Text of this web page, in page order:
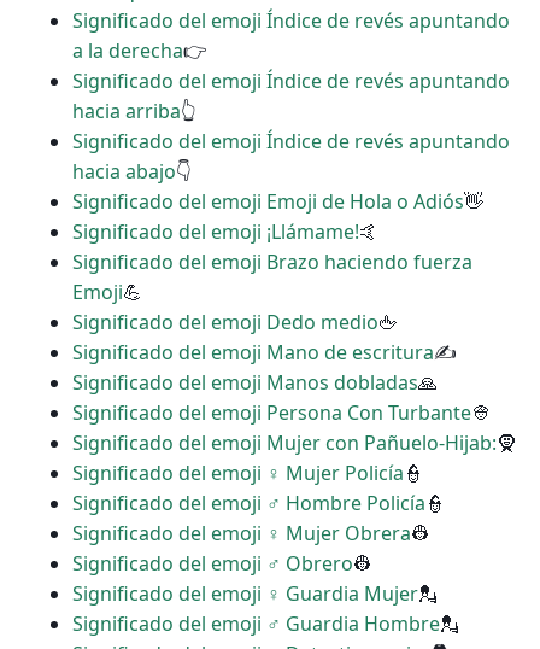
Significado del emoji Índice de revés apuntando
a la derecha👉
Significado del emoji Índice de revés apuntando
hacia arriba👆
Significado del emoji Índice de revés apuntando
hacia abajo👇
Significado del emoji Emoji de Hola o Adiós👋
Significado del emoji ¡Llámame!🤙
Significado del emoji Brazo haciendo fuerza
Emoji💪
Significado del emoji Dedo medio🖕
Significado del emoji Mano de escritura✍
Significado del emoji Manos dobladas🙏
Significado del emoji Persona Con Turbante👳
Significado del emoji Mujer con Pañuelo-Hijab:🧕
Significado del emoji ‍♀️ Mujer Policía👮
Significado del emoji ‍♂️ Hombre Policía👮
Significado del emoji ♀ Mujer Obrera👷
Significado del emoji ♂ Obrero👷
Significado del emoji ♀ Guardia Mujer💂
Significado del emoji ♂ Guardia Hombre💂